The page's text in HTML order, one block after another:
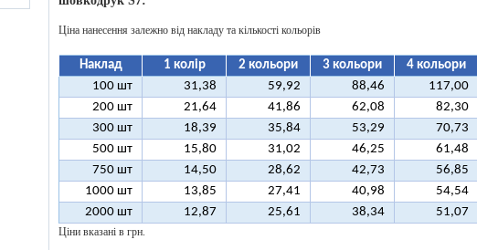
Ціна нанесення залежно від накладу та кількості кольорів
Наклад 1 колір 2 кольори 3 кольори
4 кольори
100 шт
31,38 59,92 88,46
117,00
200 шт
21,64 41,86 62,08
82,30
300 шт
18,39 35,84 53,29
70,73
500 шт
15,80 31,02 46,25
61,48
750 шт
14,50 28,62 42,73
56,85
1000 шт
13,85 27,41 40,98
54,54
2000 шт
12,87 25,61 38,34 51,07
Ціни вказані в грн.